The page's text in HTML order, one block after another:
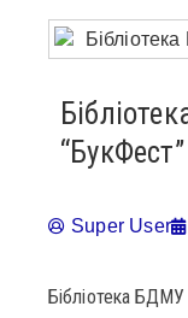
“БукФест”
Super User
Бібліотека БДМУ